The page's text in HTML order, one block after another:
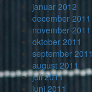
januar 2012
december 2011
november 2011
oktober 2011
september 2011
august 2011
juli 2011
juni 2011